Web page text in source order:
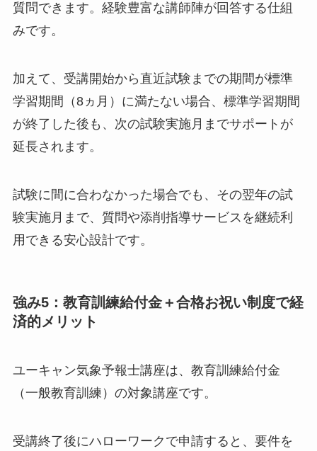
質問できます。経験豊富な講師陣が回答する仕組
みです。
加えて、受講開始から直近試験までの期間が標準
学習期間（8ヵ月）に満たない場合、標準学習期間
が終了した後も、次の試験実施月までサポートが
延長されます。
試験に間に合わなかった場合でも、その翌年の試
験実施月まで、質問や添削指導サービスを継続利
用できる安心設計です。
強み5：教育訓練給付金＋合格お祝い制度で経
済的メリット
ユーキャン気象予報士講座は、教育訓練給付金
（一般教育訓練）の対象講座です。
受講終了後にハローワークで申請すると、要件を